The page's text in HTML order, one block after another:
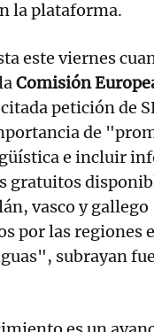
la plataforma.
este viernes
Comisión
petición de
de
e incluir
gratuitos
vasco y gallego
por las regiones
subrayan